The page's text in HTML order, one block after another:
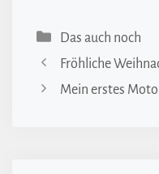
Kategorien
Das auch noch
Fröhliche
Mein erstes